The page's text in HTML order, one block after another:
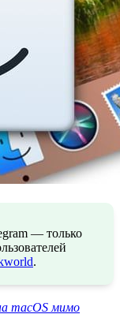
— только
.
macOS мимо